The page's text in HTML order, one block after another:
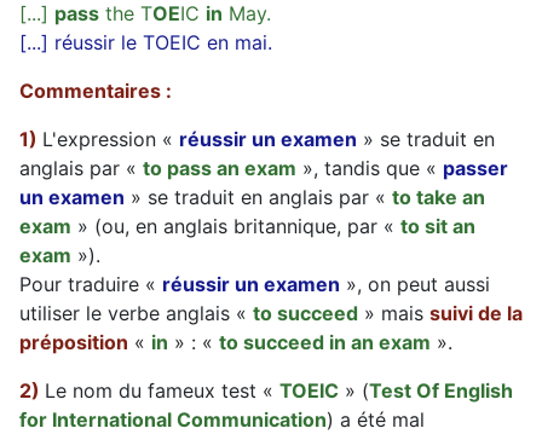
[...] pass the TOEIC in May.
[...] réussir le TOEIC en mai.
Commentaires :
1) L'expression « réussir un examen » se traduit en
anglais par « to pass an exam », tandis que « passer
un examen » se traduit en anglais par « to take an
exam » (ou, en anglais britannique, par « to sit an
exam »).
Pour traduire « réussir un examen », on peut aussi
utiliser le verbe anglais « to succeed » mais suivi de la
préposition « in » : « to succeed in an exam ».
2) Le nom du fameux test « TOEIC » (Test Of English
for International Communication) a été mal